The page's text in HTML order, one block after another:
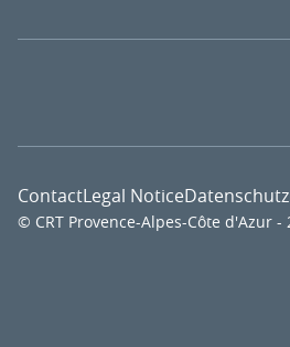
© CRT Provence-Alpes-Côte d'Azur -
ContactLegal Notice